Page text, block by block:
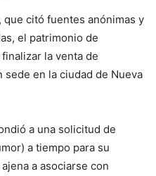
citó fuentes anónimas y
el patrimonio de
la venta de
en la ciudad de Nueva
a una solicitud de
a tiempo para su
a asociarse con